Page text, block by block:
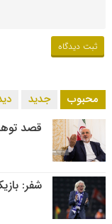
محبوب جدید
قصد
شفر: